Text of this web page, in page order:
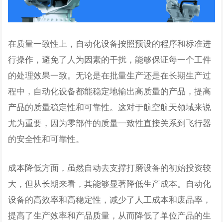
在质量一致性上，自动化设备按照预设的程序和标准进
行操作，避免了人为因素的干扰，能够保证每一个工件
的处理效果一致。无论是在批量生产还是在长期生产过
程中，自动化设备都能稳定地输出高质量的产品，提高
产品的质量稳定性和可靠性。这对于航空航天领域来说
尤为重要，因为零部件的质量一致性直接关系到飞行器
的安全性和可靠性。
成本降低方面，虽然自动去支撑打磨设备的初始投资较
大，但从长期来看，其能够显著降低生产成本。自动化
设备的高效率和高稳定性，减少了人工成本和废品率，
提高了生产效率和产品质量，从而降低了单位产品的生